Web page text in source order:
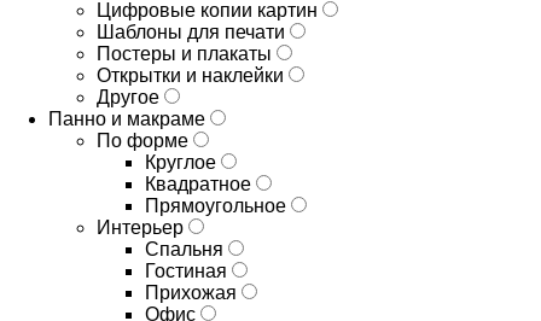
Цифровые копии картин
Шаблоны для печати
Постеры и плакаты
Открытки и наклейки
Другое
Панно и макраме
По форме
Круглое
Квадратное
Прямоугольное
Интерьер
Спальня
Гостиная
Прихожая
Офис